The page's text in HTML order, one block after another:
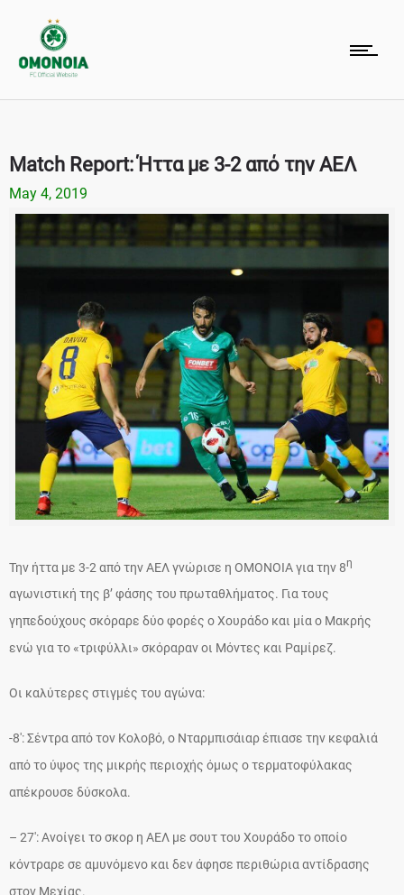
Match Report: Ήττα με 3-2 από την ΑΕΛ
May 4, 2019
Την ήττα με 3-2 από την ΑΕΛ γνώρισε η ΟΜΟΝΟΙΑ για την 8η
αγωνιστική της β’ φάσης του πρωταθλήματος. Για τους
γηπεδούχους σκόραρε δύο φορές ο Χουράδο και μία ο Μακρής
ενώ για το «τριφύλλι» σκόραραν οι Μόντες και Ραμίρεζ.
Οι καλύτερες στιγμές του αγώνα:
-8′: Σέντρα από τον Κολοβό, ο Νταρμπισάιαρ έπιασε την κεφαλιά
από το ύψος της μικρής περιοχής όμως ο τερματοφύλακας
απέκρουσε δύσκολα.
– 27′: Ανοίγει το σκορ η ΑΕΛ με σουτ του Χουράδο το οποίο
κόντραρε σε αμυνόμενο και δεν άφησε περιθώρια αντίδρασης
στον Μεχίας.